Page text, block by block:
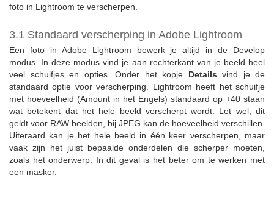
foto in Lightroom te verscherpen.
3.1 Standaard verscherping in Adobe Lightroom
Een foto in Adobe Lightroom bewerk je altijd in de Develop
modus. In deze modus vind je aan rechterkant van je beeld heel
veel schuifjes en opties. Onder het kopje Details vind je de
standaard optie voor verscherping. Lightroom heeft het schuifje
met hoeveelheid (Amount in het Engels) standaard op +40 staan
wat betekent dat het hele beeld verscherpt wordt. Let wel, dit
geldt voor RAW beelden, bij JPEG kan de hoeveelheid verschillen.
Uiteraard kan je het hele beeld in één keer verscherpen, maar
vaak zijn het juist bepaalde onderdelen die scherper moeten,
zoals het onderwerp. In dit geval is het beter om te werken met
een masker.